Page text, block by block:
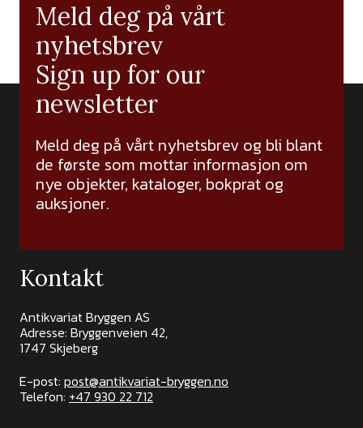
Meld deg på vårt
nyhetsbrev
Sign up for our
newsletter
Meld deg på vårt nyhetsbrev og bli blant
de første som mottar informasjon om
nye objekter, kataloger, bokprat og
auksjoner.
Kontakt
Antikvariat Bryggen AS
Adresse: Bryggenveien 42,
1747 Skjeberg
E-post: post@antikvariat-bryggen.no
Telefon: +47 930 22 712